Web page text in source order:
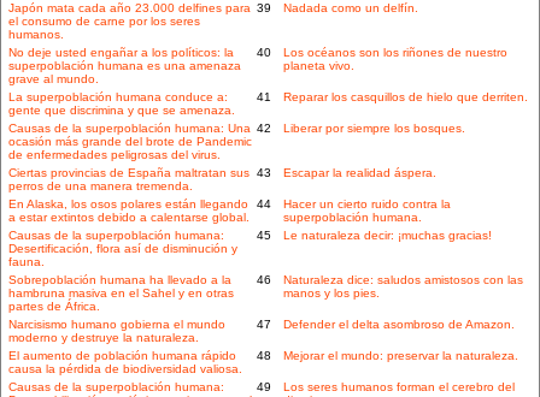
Japón mata cada año 23.000 delfines para
el consumo de carne por los seres
humanos.
39 Nadada como un delfín.
No deje usted engañar a los políticos: la
superpoblación humana es una amenaza
grave al mundo.
40
Los océanos son los riñones de nuestro
planeta vivo.
La superpoblación humana conduce a:
gente que discrimina y que se amenaza.
41 Reparar los casquillos de hielo que derriten.
Causas de la superpoblación humana: Una
ocasión más grande del brote de Pandemic
de enfermedades peligrosas del virus.
42 Liberar por siempre los bosques.
Ciertas provincias de España maltratan sus
perros de una manera tremenda.
43 Escapar la realidad áspera.
En Alaska, los osos polares están llegando
a estar extintos debido a calentarse global.
44
Hacer un cierto ruido contra la
superpoblación humana.
Causas de la superpoblación humana:
Desertificación, flora así de disminución y
fauna.
45 Le naturaleza decir: ¡muchas gracias!
Sobrepoblación humana ha llevado a la
hambruna masiva en el Sahel y en otras
partes de África.
46
Naturaleza dice: saludos amistosos con las
manos y los pies.
Narcisismo humano gobierna el mundo
moderno y destruye la naturaleza.
47 Defender el delta asombroso de Amazon.
El aumento de población humana rápido
causa la pérdida de biodiversidad valiosa.
48 Mejorar el mundo: preservar la naturaleza.
Causas de la superpoblación humana:
49
Los seres humanos forman el cerebro del